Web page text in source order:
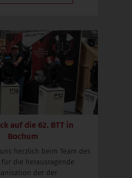
auf die 62. BTT in
Bochum
herzlich beim Team des
für die herausragende
der der